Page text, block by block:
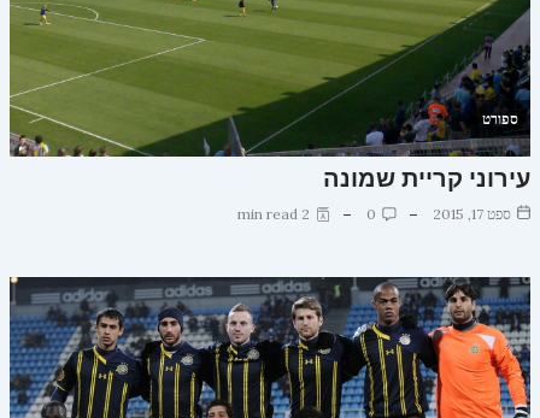
ספורט
עירוני קריית שמונה
ספט 17, 2015 0
2 min read